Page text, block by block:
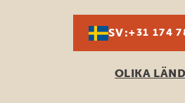
SV:+31 174
OLIKA